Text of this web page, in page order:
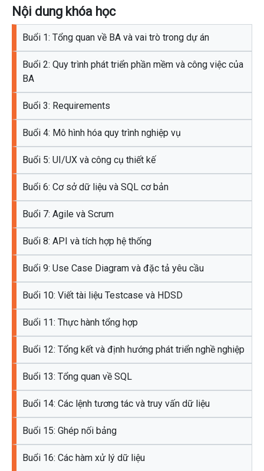
Nội dung khóa học
Buổi 1: Tổng quan về BA và vai trò trong dự án
Buổi 2: Quy trình phát triển phần mềm và công việc của
BA
Buổi 3: Requirements
Buổi 4: Mô hình hóa quy trình nghiệp vụ
Buổi 5: UI/UX và công cụ thiết kế
Buổi 6: Cơ sở dữ liệu và SQL cơ bản
Buổi 7: Agile và Scrum
Buổi 8: API và tích hợp hệ thống
Buổi 9: Use Case Diagram và đặc tả yêu cầu
Buổi 10: Viết tài liệu Testcase và HDSD
Buổi 11: Thực hành tổng hợp
Buổi 12: Tổng kết và định hướng phát triển nghề nghiệp
Buổi 13: Tổng quan về SQL
Buổi 14: Các lệnh tương tác và truy vấn dữ liệu
Buổi 15: Ghép nối bảng
Buổi 16: Các hàm xử lý dữ liệu